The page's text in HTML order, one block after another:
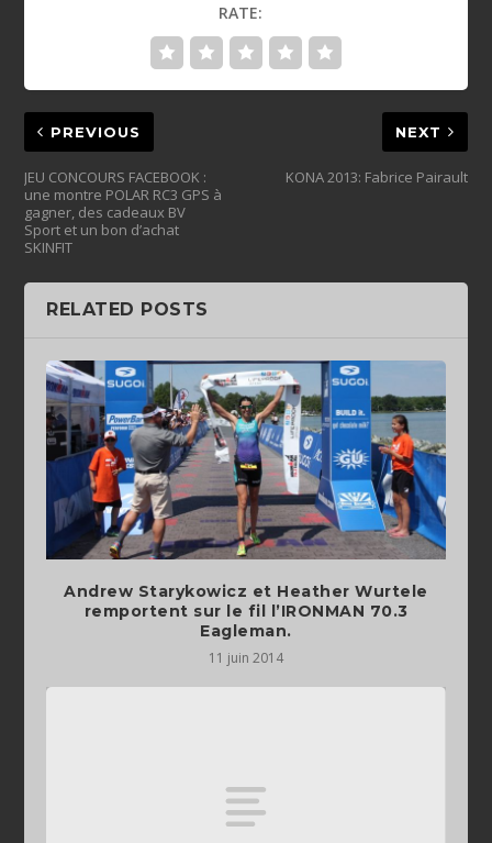
RATE:
PREVIOUS
JEU CONCOURS FACEBOOK :
une montre POLAR RC3 GPS à
gagner, des cadeaux BV
Sport et un bon d’achat
SKINFIT
NEXT
KONA 2013: Fabrice Pairault
RELATED POSTS
Andrew Starykowicz et Heather Wurtele
remportent sur le fil l’IRONMAN 70.3
Eagleman.
11 juin 2014